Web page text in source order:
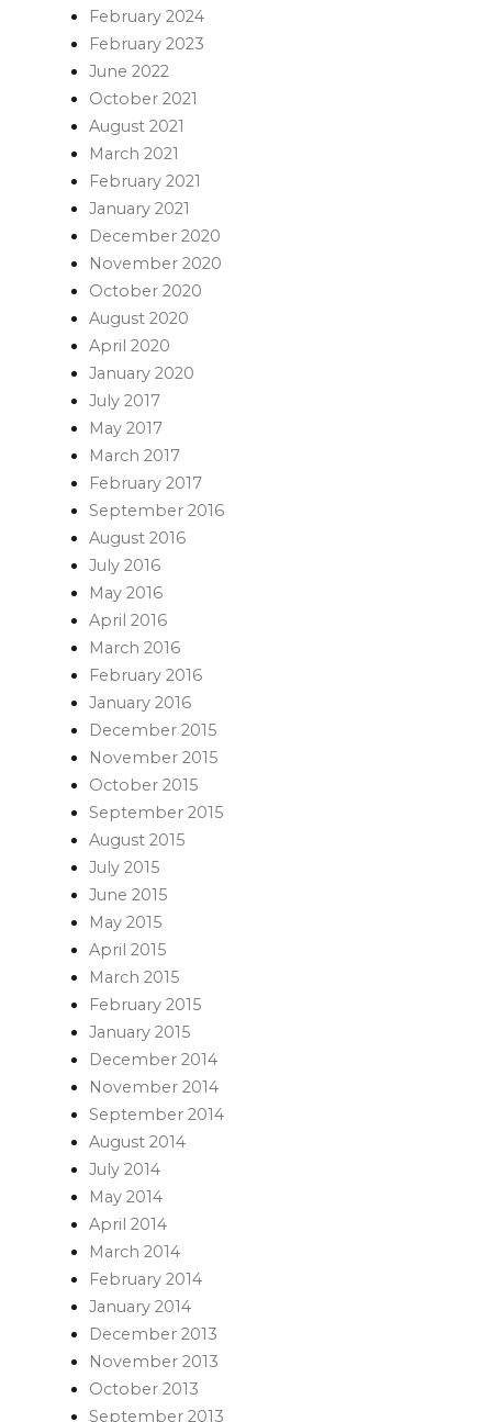
February 2024
February 2023
June 2022
October 2021
August 2021
March 2021
February 2021
January 2021
December 2020
November 2020
October 2020
August 2020
April 2020
January 2020
July 2017
May 2017
March 2017
February 2017
September 2016
August 2016
July 2016
May 2016
April 2016
March 2016
February 2016
January 2016
December 2015
November 2015
October 2015
September 2015
August 2015
July 2015
June 2015
May 2015
April 2015
March 2015
February 2015
January 2015
December 2014
November 2014
September 2014
August 2014
July 2014
May 2014
April 2014
March 2014
February 2014
January 2014
December 2013
November 2013
October 2013
September 2013